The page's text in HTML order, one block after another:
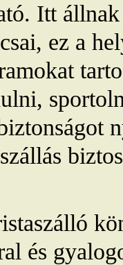
Itt
ez a
és